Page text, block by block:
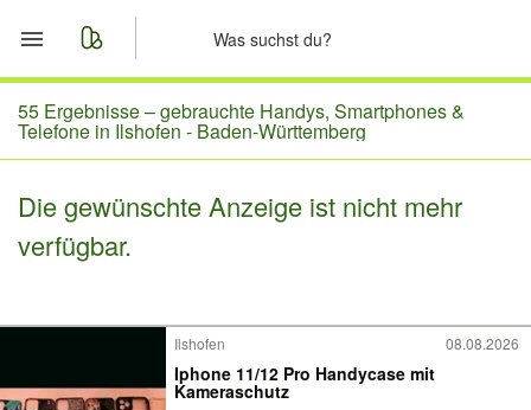
Start
Merkliste
Nachrichten
55 Ergebnisse –gebrauchte Handys, Smartphones &
Telefone in Ilshofen - Baden-Württemberg
Die gewünschte Anzeige ist nicht mehr
verfügbar.
Ilshofen 08.08.2026
Iphone 11/12 Pro Handycase mit
Kameraschutz